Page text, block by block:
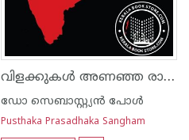
വിളക്കുകള്‍ അണഞ്ഞ രാത്രി
ഡോ സെബാസ്റ്റ്യന്‍ പോള്‍
Pusthaka Prasadhaka Sangham